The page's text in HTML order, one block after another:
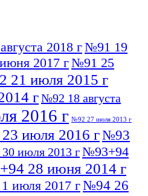
2018 г№91 19
2017 г№91 25
21 июля 2015 г
г№92 18 августа
2016 г №92 27 июля 2013 г
июля 2016 г№93
июля 2013 г№93+94
28 июня 2014 г
июля 2017 г№94 26